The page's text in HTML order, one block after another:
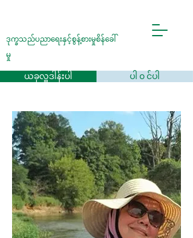
ဒုက္ခသည်ပညာရေးနှင့်စွန့်စားမှုစိန်ခေါ်
မှု
ယခုလှူဒါန်းပါ ပါ ၀ င်ပါ